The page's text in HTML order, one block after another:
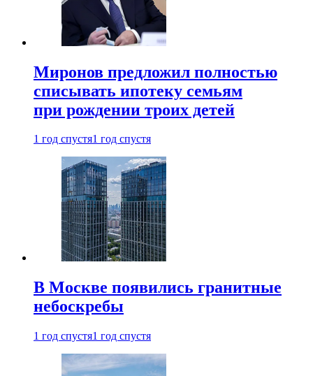
Миронов предложил полностью
списывать ипотеку семьям
при рождении троих детей
1 год спустя1 год спустя
В Москве появились гранитные
небоскребы
1 год спустя1 год спустя